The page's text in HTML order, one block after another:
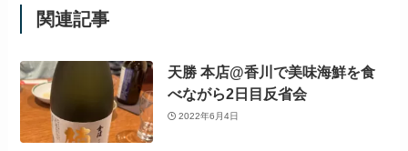
関連記事
天勝 本店@香川で美味海鮮を食
べながら2日目反省会
2022年6月4日